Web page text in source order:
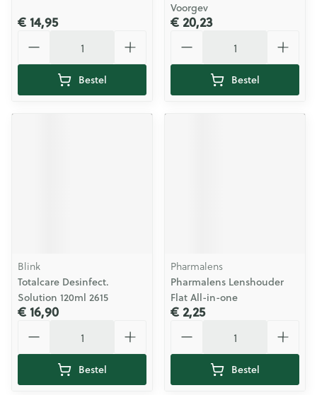
€ 14,95
Bestel
Voorgev
€ 20,23
Bestel
Blink
Totalcare Desinfect.
Solution 120ml 2615
€ 16,90
Bestel
Pharmalens
Pharmalens Lenshouder
Flat All-in-one
€ 2,25
Bestel